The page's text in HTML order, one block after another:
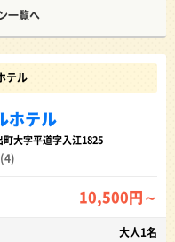
一覧へ
テル
ホテル
大字平道字入江1825
(4)
10,500円～
大人1名